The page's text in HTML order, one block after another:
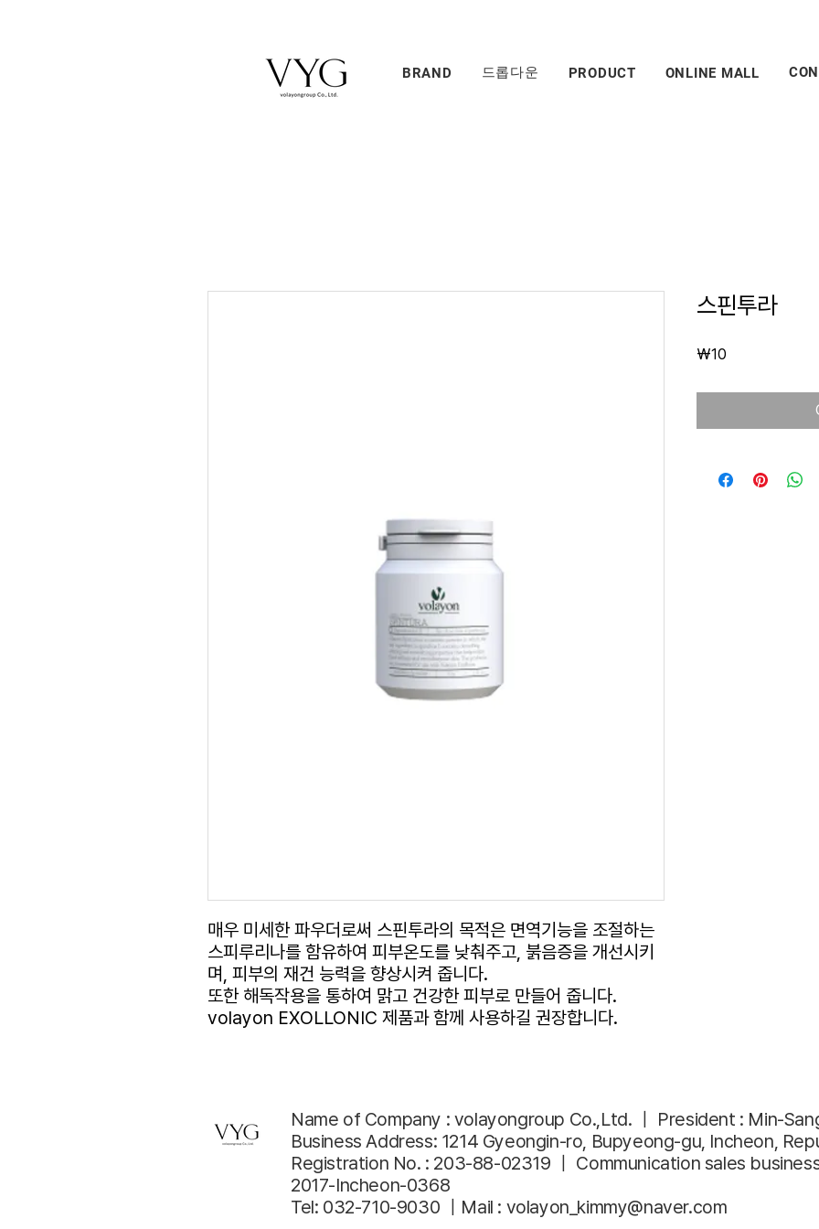
BRAND 드롭다운 PRODUCT ONLINE MALL
매우 미세한 파우더로써 스핀투라의 목적은 면역기능을 조절하는
스피루리나를 함유하여 피부온도를 낮춰주고, 붉음증을 개선시키
며, 피부의 재건 능력을 향상시켜 줍니다.
또한 해독작용을 통하여 맑고 건강한 피부로 만들어 줍니다.
volayon EXOLLONIC 제품과 함께 사용하길 권장합니다.
스핀투라
₩10
Name of Company : volayongroup Co.,Ltd. ｜ President : Min-
Business Address: 1214 Gyeongin-ro, Bupyeong-gu, Incheon,
Registration No. : 203-88-02319 ｜ Communication sales
2017-Incheon-0368
Tel: 032-710-9030 ｜Mail : volayon_kimmy@naver.com